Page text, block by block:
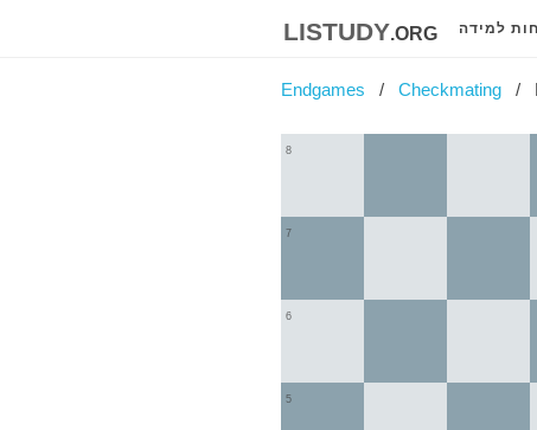
listudy.org למידה
Endgames Checkmating
5
6
7
8